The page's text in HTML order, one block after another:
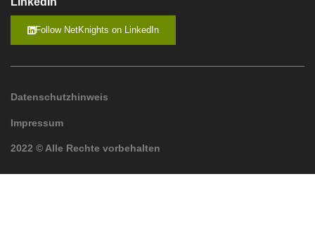
Follow NetKnights on LinkedIn
Datenschutzhinweis
Impressum
2022 © Alle Rechte vorbehalten